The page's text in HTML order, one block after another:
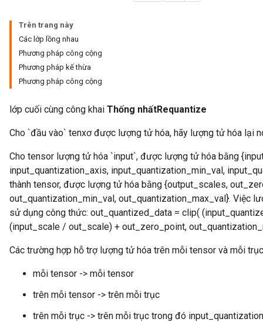
Trên trang này
Các lớp lồng nhau
Phương pháp công cộng
Phương pháp kế thừa
Phương pháp công cộng
lớp cuối cùng công khai Thống nhấtRequantize
Cho `đầu vào` tenxơ được lượng tử hóa, hãy lượng tử hóa lại
Cho tensor lượng tử hóa `input`, được lượng tử hóa bằng
input_quantization_axis, input_quantization_min_val,
thành tensor, được lượng tử hóa bằng {output_scales,
out_quantization_min_val, out_quantization_max_val}. Việc
sử dụng công thức: out_quantized_data = clip(
(input_scale / out_scale) + out_zero_point,
Các trường hợp hỗ trợ lượng tử hóa trên mỗi tensor và mỗi
mỗi tensor -> mỗi tensor
trên mỗi tensor -> trên mỗi trục
trên mỗi trục -> trên mỗi trục trong đó